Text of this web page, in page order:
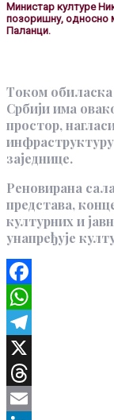
Министар културе
позоришну, односно
Паланци.
Током обиласка
Србији има
простор,
заједнице.
Реновирана
представа,
културних и
унапређује
Facebook
WhatsApp
Telegram
X
Threads